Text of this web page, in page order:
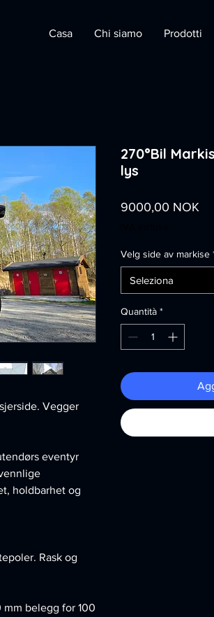
Casa Chi siamo Prodotti
Vegger
eventyr
holdbarhet og
Rask og
belegg for 100
270°Bil
lys
9000,00 NOK
Velg side av markise
Seleziona
Quantità *